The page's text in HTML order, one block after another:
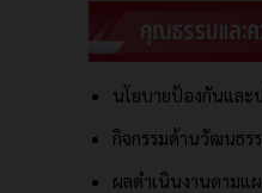
นโยบายป้องกันและ
กิจกรรมด้านวัฒนธร
ผลดำเนินงานตามแ